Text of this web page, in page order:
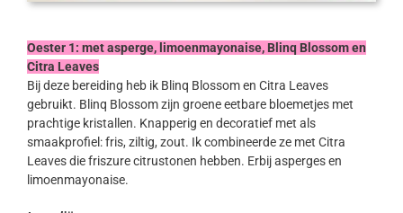
Oester 1: met asperge, limoenmayonaise, Blinq Blossom en
Citra Leaves
Bij deze bereiding heb ik Blinq Blossom en Citra Leaves
gebruikt. Blinq Blossom zijn groene eetbare bloemetjes met
prachtige kristallen. Knapperig en decoratief met als
smaakprofiel: fris, ziltig, zout. Ik combineerde ze met Citra
Leaves die friszure citrustonen hebben. Erbij asperges en
limoenmayonaise.